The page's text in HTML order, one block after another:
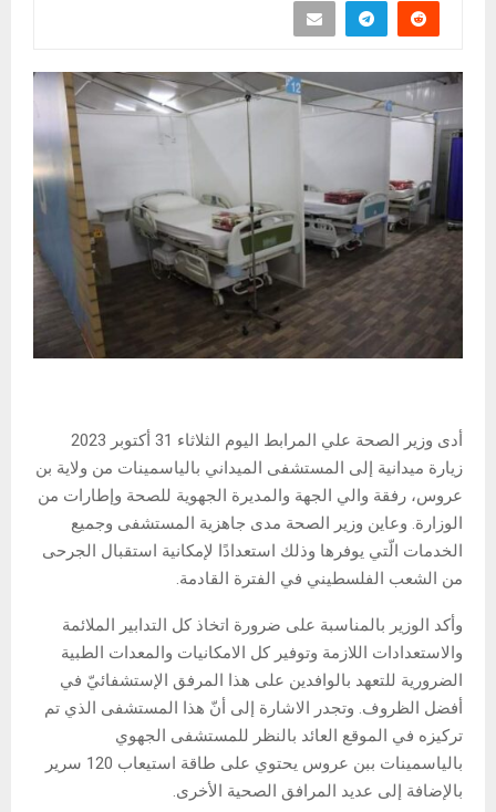
أدى وزير الصحة علي المرابط اليوم الثلاثاء 31 أكتوبر 2023
زيارة ميدانية إلى المستشفى الميداني بالياسمينات من ولاية بن
عروس، رفقة والي الجهة والمديرة الجهوية للصحة وإطارات من
الوزارة. وعاين وزير الصحة مدى جاهزية المستشفى وجميع
الخدمات الّتي يوفرها وذلك استعدادًا لإمكانية استقبال الجرحى
من الشعب الفلسطيني في الفترة القادمة.
وأكد الوزير بالمناسبة على ضرورة اتخاذ كل التدابير الملائمة
والاستعدادات اللازمة وتوفير كل الامكانيات والمعدات الطبية
الضرورية للتعهد بالوافدين على هذا المرفق الإستشفائيّ في
أفضل الظروف. وتجدر الاشارة إلى أنّ هذا المستشفى الذي تم
تركيزه في الموقع العائد بالنظر للمستشفى الجهوي
بالياسمينات ببن عروس يحتوي على طاقة استيعاب 120 سرير
بالإضافة إلى عديد المرافق الصحية الأخرى.